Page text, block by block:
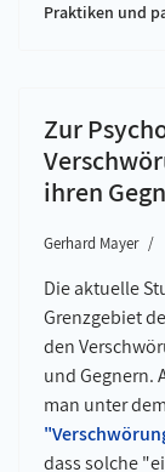
Praktiken und
Zur
ihren
Gerhard Mayer
Die aktuelle
Grenzgebiet
den
und Gegnern.
man unter
dass solche